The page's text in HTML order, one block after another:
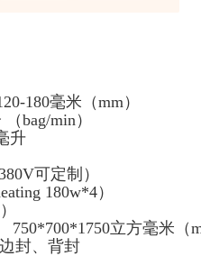
180毫米（mm）
bag/min）
升
可定制）
180w*4）
立方毫米（
封、背封